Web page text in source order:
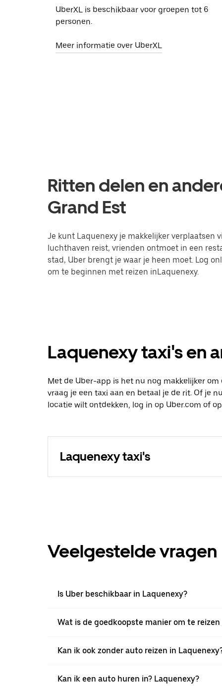
UberXL is beschikbaar voor groepen tot 6
personen.
Meer informatie over UberXL
Ritten delen en
Grand Est
Je kunt Laquenexy je makkelijker verplaatsen
luchthaven reist, vrienden ontmoet in een
stad, Uber brengt je waar je heen moet. Log
om te beginnen met reizen inLaquenexy.
Laquenexy taxi's en
Met de Uber-app is het nu nog makkelijker
vraag je een taxi aan en betaal je de rit. Of je
locatie wilt ontdekken, log in op Uber.com of
Laquenexy taxi's
Veelgestelde vragen
Is Uber beschikbaar in Laquenexy?
Wat is de goedkoopste manier om te reizen
Kan ik ook zonder auto reizen in
Kan ik een auto huren in? Laquenexy?